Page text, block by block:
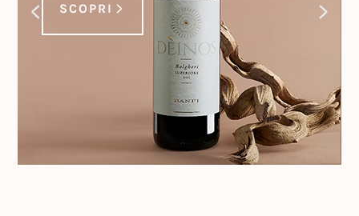
SCOPRI